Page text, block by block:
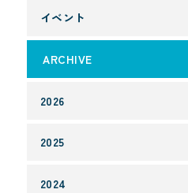
イベント
ARCHIVE
2026
2025
2024